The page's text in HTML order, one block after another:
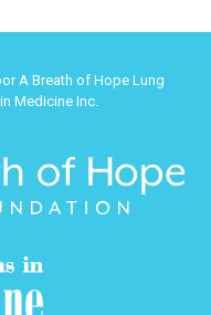
A Breath of Hope Lung
Medicine Inc.